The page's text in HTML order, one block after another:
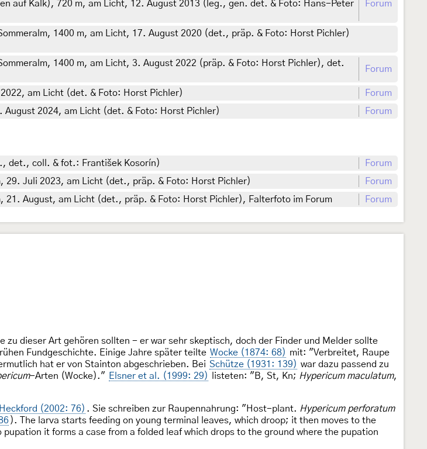
auf Kalk), 720 m, am Licht, 12. August 2013 (leg., gen. det. & Foto: Hans-Peter
Forum
1400 m, am Licht, 17. August 2020 (det., präp. & Foto: Horst Pichler)
1400 m, am Licht, 3. August 2022 (präp. & Foto: Horst Pichler), det.
Forum
am Licht (det. & Foto: Horst Pichler)
Forum
2024, am Licht (det. & Foto: Horst Pichler) Forum
det., coll. & fot.: František Kosorín)
Forum
29. Juli 2023, am Licht (det., präp. & Foto: Horst Pichler)
Forum
August, am Licht (det., präp. & Foto: Horst Pichler), Falterfoto im Forum Forum
zu dieser Art gehören sollten - er war sehr skeptisch, doch der Finder und Melder sollte
Fundgeschichte. Einige Jahre später teilte Wocke (1874: 68) mit: "Verbreitet, Raupe
hat er von Stainton abgeschrieben. Bei Schütze (1931: 139) war dazu passend zu
-Arten (Wocke)." Elsner et al. (1999: 29) listeten: "B, St, Kn; Hypericum maculatum,
Heckford (2002: 76) . Sie schreiben zur Raupennahrung: "Host-plant. Hypericum perforatum
). The larva starts feeding on young terminal leaves, which droop; it then moves to the
it forms a case from a folded leaf which drops to the ground where the pupation